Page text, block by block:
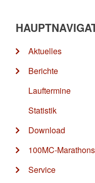
Aktuelles
Berichte
Lauftermine
Statistik
Download
100MC-Marathons
Service